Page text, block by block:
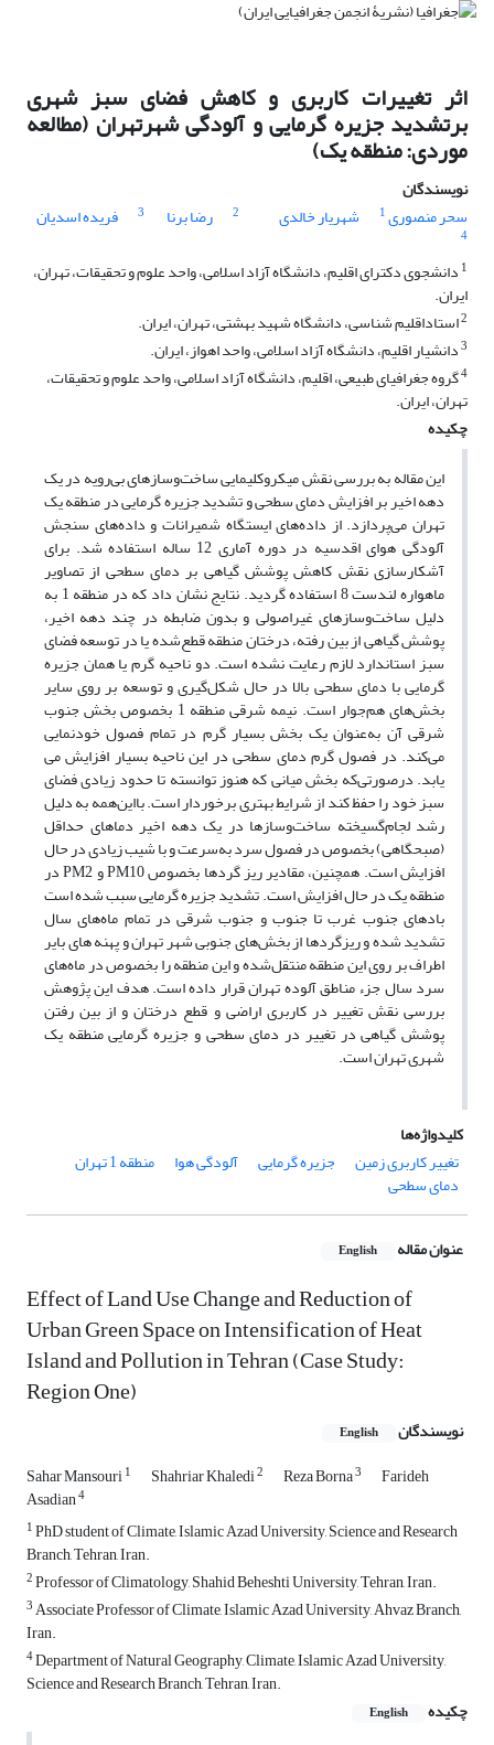
اثر تغییرات کاربری و کاهش فضای سبز شهری
برتشدید جزیره گرمایی و آلودگی شهرتهران (مطالعه
موردی: منطقه یک)
نویسندگان
سحر منصوری1 شهریار خالدی 2 رضا برنا 3 فریده اسدیان
4
1 دانشجوی دکترای اقلیم، دانشگاه آزاد اسلامی، واحد علوم و تحقیقات، تهران،
ایران.
2استاداقلیم شناسی، دانشگاه شهید بهشتی، تهران، ایران.
3دانشیار اقلیم، دانشگاه آزاد اسلامی، واحد اهواز، ایران.
4گروه جغرافیای طبیعی، اقلیم، دانشگاه آزاد اسلامی، واحد علوم و تحقیقات،
تهران، ایران.
چکیده
این مقاله به بررسی نقش میکروکلیمایی ساخت‌وسازهای بی‌رویه در یک
دهه اخیر بر افزایش دمای سطحی و تشدید جزیره گرمایی در منطقه یک
تهران می‌پردازد. از داده‌های ایستگاه شمیرانات و داده‌های سنجش
آلودگی هوای اقدسیه در دوره آماری 12 ساله استفاده شد. برای
آشکارسازی نقش کاهش پوشش گیاهی بر دمای سطحی از تصاویر
ماهواره لندست 8 استفاده گردید. نتایج نشان داد که در منطقه 1 به
دلیل ساخت‌وسازهای غیراصولی و بدون ضابطه در چند دهه اخیر،
پوشش گیاهی از بین رفته، درختان منطقه قطع‌شده یا در توسعه فضای
سبز استاندارد لازم رعایت نشده است. دو ناحیه گرم یا همان جزیره
گرمایی با دمای سطحی بالا در حال شکل‌گیری و توسعه بر روی سایر
بخش‌های هم‌جوار است. نیمه شرقی منطقه 1 بخصوص بخش جنوب
شرقی آن به‌عنوان یک بخش بسیار گرم در تمام فصول خودنمایی
می‌کند. در فصول گرم دمای سطحی در این ناحیه بسیار افزایش می
یابد. درصورتی‌که بخش میانی که هنوز توانسته تا حدود زیادی فضای
سبز خود را حفظ کند از شرایط بهتری برخوردار است. بااین‌همه به دلیل
رشد لجام‌گسیخته ساخت‌وسازها در یک دهه اخیر دماهای حداقل
(صبحگاهی) بخصوص در فصول سرد به‌سرعت و با شیب زیادی در حال
افزایش است. همچنین، مقادیر ریز گردها بخصوص PM10 و PM2 در
منطقه یک در حال افزایش است. تشدید جزیره گرمایی سبب شده است
بادهای جنوب غرب تا جنوب و جنوب شرقی در تمام ماه‌های سال
تشدید شده و ریزگردها از بخش‌های جنوبی شهر تهران و پهنه های بایر
اطراف بر روی این منطقه منتقل‌شده و این منطقه را بخصوص در ماه‌های
سرد سال جزء مناطق آلوده تهران قرار داده است. هدف این پژوهش
بررسی نقش تغییر در کاربری اراضی و قطع درختان و از بین رفتن
پوشش گیاهی در تغییر در دمای سطحی و جزیره گرمایی منطقه یک
شهری تهران است.
کلیدواژه‌ها
تغییر کاربری زمین
جزیره گرمایی آلودگی هوا منطقه 1 تهران
دمای سطحی
عنوان مقاله English
Effect of Land Use Change and Reduction of
Urban Green Space on Intensification of Heat
Island and Pollution in Tehran (Case Study:
Region One)
نویسندگان English
Sahar Mansouri1 Shahriar Khaledi2 Reza Borna3 Farideh
Asadian4
1PhD student of Climate, Islamic Azad University, Science and Research
Branch, Tehran, Iran.
2Professor of Climatology, Shahid Beheshti University, Tehran, Iran.
3Associate Professor of Climate, Islamic Azad University, Ahvaz Branch,
Iran.
4Department of Natural Geography, Climate, Islamic Azad University,
Science and Research Branch, Tehran, Iran.
چکیده
English